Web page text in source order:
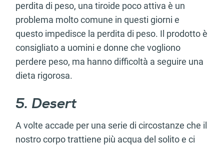
perdita di peso, una tiroide poco attiva è un
problema molto comune in questi giorni e
questo impedisce la perdita di peso. Il prodotto è
consigliato a uomini e donne che vogliono
perdere peso, ma hanno difficoltà a seguire una
dieta rigorosa.
5. Desert
A volte accade per una serie di circostanze che il
nostro corpo trattiene più acqua del solito e ci